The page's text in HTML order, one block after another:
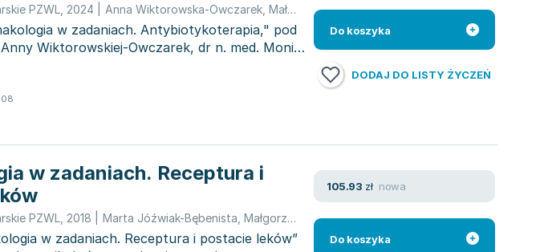
PZWL 2024 Anna Wiktorowska-Owczarek Małgorzata Berezińska ,Monika Bigoś,praca
w zadaniach. Antybiotykoterapia," pod
Wiktorowskiej-Owczarek, dr n. med. Moniki
Do koszyka
DODAJ DO LISTY ŻYCZEŃ
w zadaniach. Receptura i
PZWL 2018 Marta Jóźwiak-Bębenista Małgorzata Berezińska ,opracowanie zbiorowe
w zadaniach. Receptura i postacie leków”
105.93 zł nowa
Do koszyka